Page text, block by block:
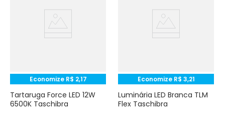
Economize R$ 2,17
Tartaruga Force LED 12W
6500K Taschibra
Economize R$ 3,21
Luminária LED Branca TLM
Flex Taschibra